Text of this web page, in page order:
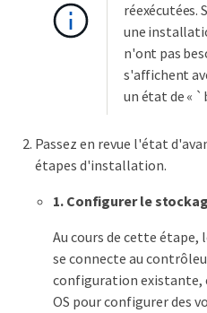
réexécutées.
une
n'ont pas
s'affichent
un état de «
Passez en revue l'état
étapes d'installation.
1. Configurer le
Au cours de cette
se connecte au
configuration existante,
OS pour configurer des